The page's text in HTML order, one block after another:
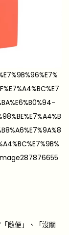
image287876655
隨便」、「沒關